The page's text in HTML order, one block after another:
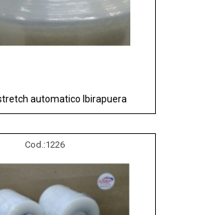
automatico Ibirapuera
Cod.:1226